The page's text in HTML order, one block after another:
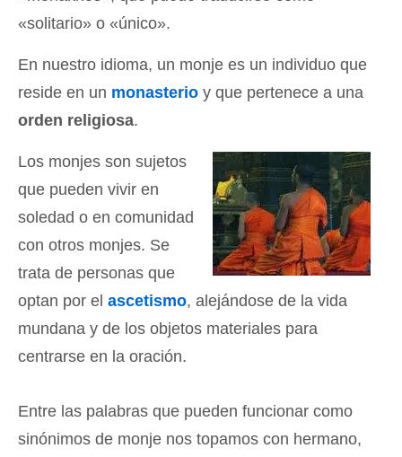
«solitario» o «único».
En nuestro idioma, un monje es un individuo que
reside en un monasterio y que pertenece a una
orden religiosa.
Los monjes son sujetos
que pueden vivir en
soledad o en comunidad
con otros monjes. Se
trata de personas que
optan por el ascetismo, alejándose de la vida
mundana y de los objetos materiales para
centrarse en la oración.
Entre las palabras que pueden funcionar como
sinónimos de monje nos topamos con hermano,